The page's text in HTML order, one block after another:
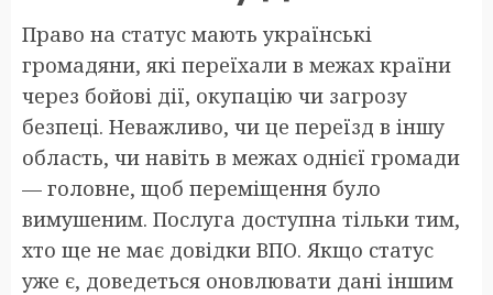
Право на статус мають українські
громадяни, які переїхали в межах країни
через бойові дії, окупацію чи загрозу
безпеці. Неважливо, чи це переїзд в іншу
область, чи навіть в межах однієї громади
— головне, щоб переміщення було
вимушеним. Послуга доступна тільки тим,
хто ще не має довідки ВПО. Якщо статус
уже є, доведеться оновлювати дані іншим